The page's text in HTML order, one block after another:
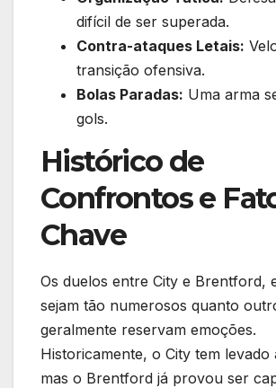
difícil de ser superada.
Contra-ataques Letais:
transição ofensiva.
Bolas Paradas: Uma arma
gols.
Histórico de
Confrontos e
Chave
Os duelos entre City e Brentford,
sejam tão numerosos quanto
geralmente reservam emoções.
Historicamente, o City tem levado
mas o Brentford já provou ser